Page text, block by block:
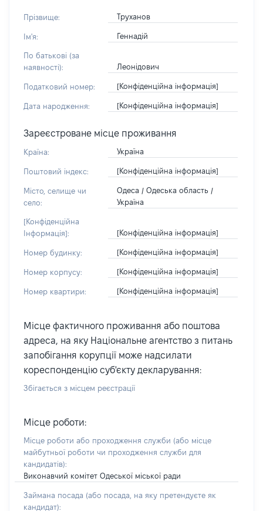
Прізвище: Труханов
Ім'я: Геннадій
По батькові (за
наявності):
Леонідович
Податковий номер: [Конфіденційна інформація]
Дата народження: [Конфіденційна інформація]
Зареєстроване місце проживання
Країна: Україна
Поштовий індекс: [Конфіденційна інформація]
Місто, селище чи
село:
Одеса / Одеська область /
Україна
[Конфіденційна
Інформація]:
[Конфіденційна інформація]
Номер будинку: [Конфіденційна інформація]
Номер корпусу: [Конфіденційна інформація]
Номер квартири: [Конфіденційна інформація]
Місце фактичного проживання або поштова
адреса, на яку Національне агентство з питань
запобігання корупції може надсилати
кореспонденцію суб'єкту декларування:
Збігається з місцем реєстрації
Місце роботи:
Місце роботи або проходження служби (або місце
майбутньої роботи чи проходження служби для
кандидатів):
Виконавчий комітет Одеської міської ради
Займана посада (або посада, на яку претендуєте як
кандидат):